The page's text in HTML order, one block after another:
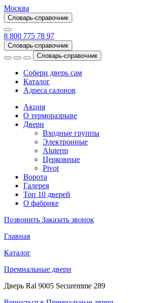
Москва
Словарь-справочник
8 800 775 78 97
Словарь-справочник
Словарь-справочник
Собери дверь сам
Каталог
Адреса салонов
Акция
О терморазрыве
Двери
Входные группы
Электронные
Aluterm
Церковные
Pivot
Ворота
Галерея
Топ 10 дверей
О фабрике
Позвонить Заказать звонок
Главная
Каталог
Премиальные двери
Дверь Ral 9005 Securemme 289